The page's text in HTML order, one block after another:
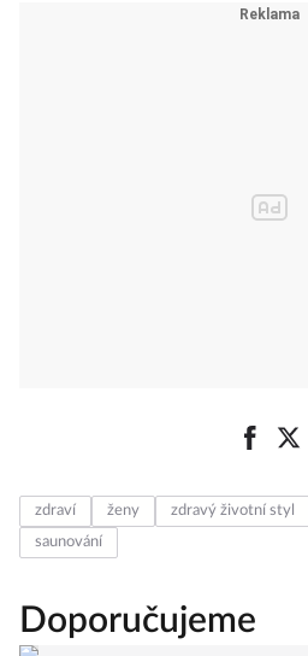
zdraví ženy zdravý životní styl
saunování
Doporučujeme